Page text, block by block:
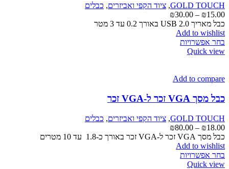
האפשרויות
בעמוד
המוצר
GOLD TOUCH
, ציוד הקפי ואביזרים, כבלים
₪15.00
–
₪30.00
מחירים:
כבל מאריך USB 2.0 באורך 0.2 עד 3 מטר
Add to wishlist
בחר אפשרויות
סוגים.
לבחור
את
האפשרויות
בעמוד
המוצר
Quick view
Add to compare
כבל מסך VGA זכר ל-VGA זכר
GOLD TOUCH
, ציוד הקפי ואביזרים, כבלים
₪18.00
–
₪80.00
מחירים:
כבל מסך VGA זכר ל-VGA זכר באורך כ-1.8 עד 10 מטרים
Add to wishlist
בחר אפשרויות
Quick view